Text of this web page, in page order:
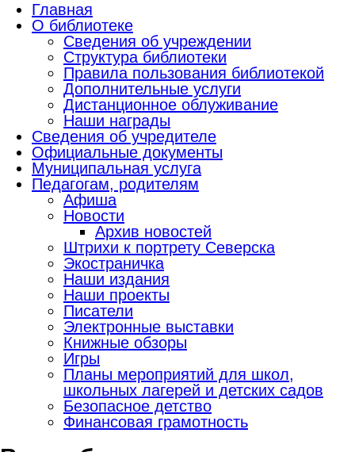
Главная
О библиотеке
Сведения об учреждении
Структура библиотеки
Правила пользования библиотекой
Дополнительные услуги
Дистанционное облуживание
Наши награды
Сведения об учредителе
Официальные документы
Муниципальная услуга
Педагогам, родителям
Афиша
Новости
Архив новостей
Штрихи к портрету Северска
Экостраничка
Наши издания
Наши проекты
Писатели
Электронные выставки
Книжные обзоры
Игры
Планы мероприятий для школ,
школьных лагерей и детских садов
Безопасное детство
Финансовая грамотность